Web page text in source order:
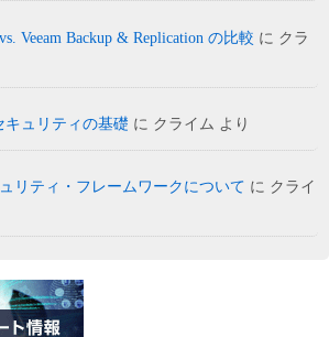
Veeam Backup & Replication の比較 に クラ
キュリティの基礎 に クライム より
リティ・フレームワークについて に クライ